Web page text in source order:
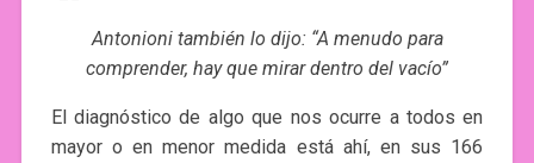
Antonioni también lo dijo: “A menudo para
comprender, hay que mirar dentro del vacío”
El diagnóstico de algo que nos ocurre a todos en
mayor o en menor medida está ahí, en sus 166